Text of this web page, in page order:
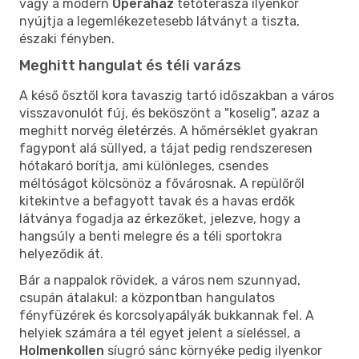
vagy a modern Operaház tetőterasza ilyenkor
nyújtja a legemlékezetesebb látványt a tiszta,
északi fényben.
Meghitt hangulat és téli varázs
A késő ősztől kora tavaszig tartó időszakban a város
visszavonulót fúj, és beköszönt a "koselig", azaz a
meghitt norvég életérzés. A hőmérséklet gyakran
fagypont alá süllyed, a tájat pedig rendszeresen
hótakaró borítja, ami különleges, csendes
méltóságot kölcsönöz a fővárosnak. A repülőről
kitekintve a befagyott tavak és a havas erdők
látványa fogadja az érkezőket, jelezve, hogy a
hangsúly a benti melegre és a téli sportokra
helyeződik át.
Bár a nappalok rövidek, a város nem szunnyad,
csupán átalakul: a központban hangulatos
fényfüzérek és korcsolyapályák bukkannak fel. A
helyiek számára a tél egyet jelent a síeléssel, a
Holmenkollen síugró sánc környéke pedig ilyenkor